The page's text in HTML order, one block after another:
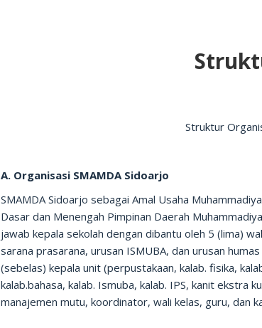
Struktur
A. Organisasi SMAMDA Sidoarjo
SMAMDA Sidoarjo sebagai Amal Usaha
Dasar dan Menengah Pimpinan Daerah
jawab kepala sekolah dengan dibantu oleh 5 (lima)
sarana prasarana, urusan ISMUBA, dan urusan
(sebelas) kepala unit (perpustakaan, kalab. fisika,
kalab.bahasa, kalab. Ismuba, kalab. IPS, kanit ekstra
manajemen mutu, koordinator, wali kelas, guru, dan